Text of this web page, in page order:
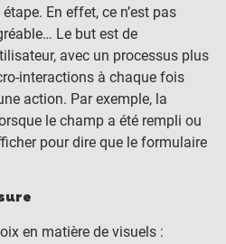
En effet, ce n’est pas
Le but est de
avec un processus plus
interactions à chaque fois
action. Par exemple, la
le champ a été rempli ou
pour dire que le formulaire
en matière de visuels :